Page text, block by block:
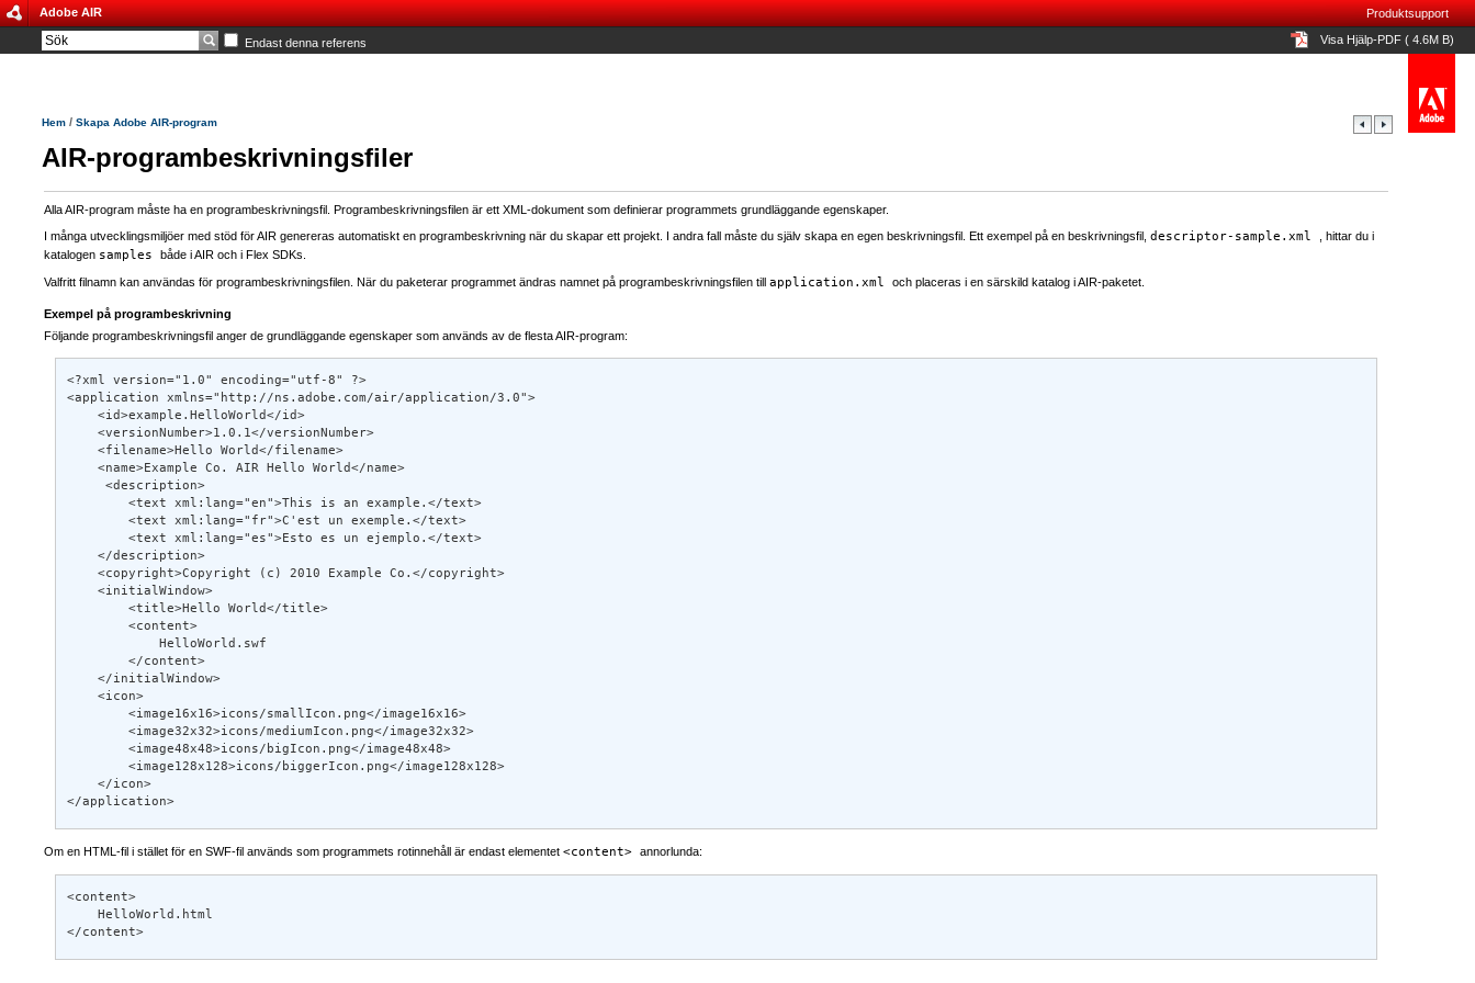
Adobe AIR
Visa Hjälp-PDF ( 4.6M B)
Endast denna referens
Hem / Skapa Adobe AIR-program
AIR-programbeskrivningsfiler
Alla AIR-program måste ha en programbeskrivningsfil. Programbeskrivningsfilen är ett XML-dokument som definierar programmets grundläggande egenskaper.
I många utvecklingsmiljöer med stöd för AIR genereras automatiskt en programbeskrivning när du skapar ett projekt. I andra fall måste du själv skapa en egen beskrivningsfil. Ett exempel på en beskrivningsfil, descriptor-sample.xml
, hittar du i
katalogen samples både i AIR och i Flex SDKs.
Valfritt filnamn kan användas för programbeskrivningsfilen. När du paketerar programmet ändras namnet på programbeskrivningsfilen till application.xml och placeras i en särskild katalog i AIR-paketet.
Exempel på programbeskrivning
Följande programbeskrivningsfil anger de grundläggande egenskaper som används av de flesta AIR-program:
<?xml version="1.0" encoding="utf-8" ?>
<application xmlns="http://ns.adobe.com/air/application/3.0">
    <id>example.HelloWorld</id>
    <versionNumber>1.0.1</versionNumber>
    <filename>Hello World</filename>
    <name>Example Co. AIR Hello World</name>
     <description>
        <text xml:lang="en">This is an example.</text>
        <text xml:lang="fr">C'est un exemple.</text>
        <text xml:lang="es">Esto es un ejemplo.</text>
    </description>
    <copyright>Copyright (c) 2010 Example Co.</copyright>
    <initialWindow>
        <title>Hello World</title>
        <content>
            HelloWorld.swf
        </content>
    </initialWindow>
    <icon>
        <image16x16>icons/smallIcon.png</image16x16>
        <image32x32>icons/mediumIcon.png</image32x32>
        <image48x48>icons/bigIcon.png</image48x48>
        <image128x128>icons/biggerIcon.png</image128x128>
    </icon>
</application>
Om en HTML-fil i stället för en SWF-fil används som programmets rotinnehåll är endast elementet <content> annorlunda:
<content>
    HelloWorld.html
</content>
Produktsupport